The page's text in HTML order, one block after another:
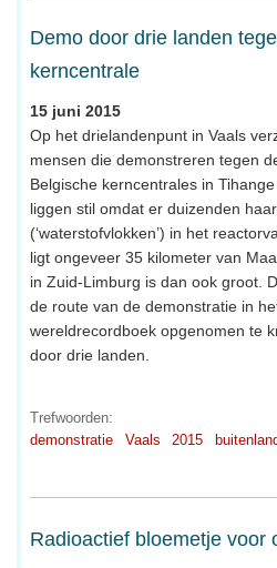
Demo door drie landen
kerncentrale
15 juni 2015
Op het drielandenpunt in Vaals
mensen die demonstreren tegen
Belgische kerncentrales in
liggen stil omdat er duizenden
(‘waterstofvlokken’) in het
ligt ongeveer 35 kilometer van
in Zuid-Limburg is dan ook groot.
de route van de demonstratie in
wereldrecordboek opgenomen te
door drie landen.
Trefwoorden:
demonstratie
Vaals 2015
Radioactief bloemetje voor